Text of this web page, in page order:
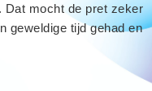
Dat mocht de pret zeker
geweldige tijd gehad en